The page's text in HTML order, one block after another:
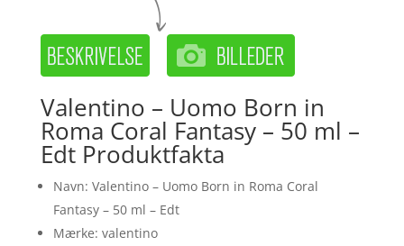
Valentino – Uomo Born in
Roma Coral Fantasy – 50 ml –
Edt Produktfakta
Navn: Valentino – Uomo Born in Roma Coral
Fantasy – 50 ml – Edt
Mærke: valentino